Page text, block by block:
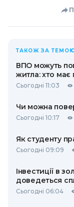
ТАКОЖ ЗА
ВПО можуть
житла: хто має
Сьогодні 11:03
Чи можна
Сьогодні 10:17
Як студенту
Сьогодні 09:09
Інвестиції в
доведеться
Сьогодні 06:04